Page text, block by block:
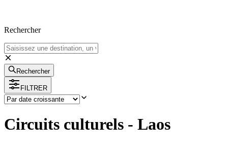
Rechercher
Rechercher
FILTRER
Circuits culturels - Laos